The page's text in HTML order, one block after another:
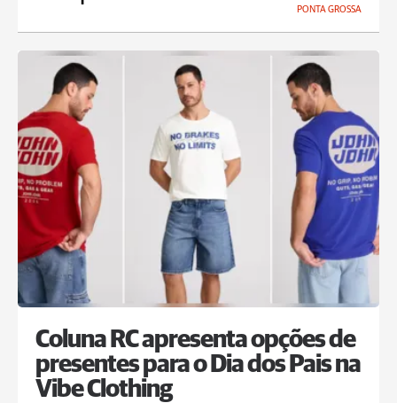
PONTA GROSSA
Coluna RC apresenta opções de
presentes para o Dia dos Pais na
Vibe Clothing